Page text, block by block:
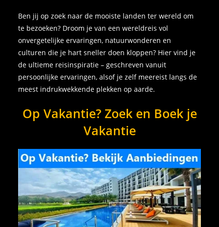
Ben jij op zoek naar de mooiste landen ter wereld om
te bezoeken? Droom je van een wereldreis vol
onvergetelijke ervaringen, natuurwonderen en
culturen die je hart sneller doen kloppen? Hier vind je
de ultieme reisinspiratie – geschreven vanuit
persoonlijke ervaringen, alsof je zelf meereist langs de
meest indrukwekkende plekken op aarde.
Op Vakantie? Zoek en Boek je
Vakantie